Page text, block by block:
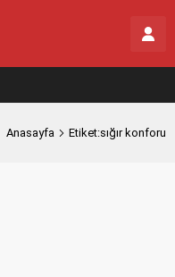
Anasayfa Etiket:sığır konforu